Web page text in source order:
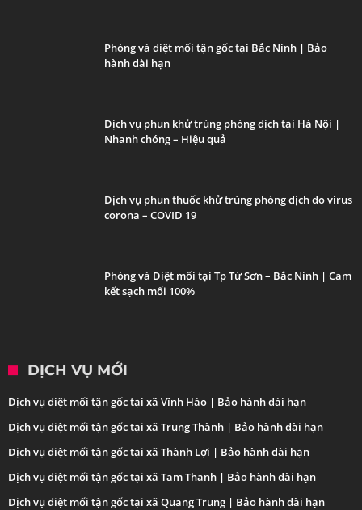
Phòng và diệt mối tận gốc tại Bắc Ninh | Bảo
hành dài hạn
Dịch vụ phun khử trùng phòng dịch tại Hà Nội |
Nhanh chóng – Hiệu quả
Dịch vụ phun thuốc khử trùng phòng dịch do virus
corona – COVID 19
Phòng và Diệt mối tại Tp Từ Sơn – Bắc Ninh | Cam
kết sạch mối 100%
DỊCH VỤ MỚI
Dịch vụ diệt mối tận gốc tại xã Vĩnh Hào | Bảo hành dài hạn
Dịch vụ diệt mối tận gốc tại xã Trung Thành | Bảo hành dài hạn
Dịch vụ diệt mối tận gốc tại xã Thành Lợi | Bảo hành dài hạn
Dịch vụ diệt mối tận gốc tại xã Tam Thanh | Bảo hành dài hạn
Dịch vụ diệt mối tận gốc tại xã Quang Trung | Bảo hành dài hạn